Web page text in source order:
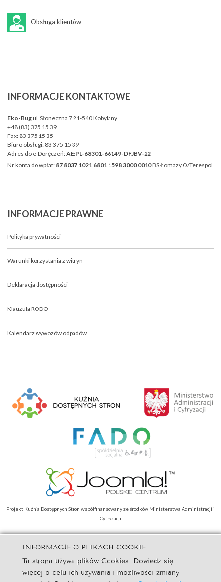
Obsługa klientów
INFORMACJE KONTAKTOWE
Eko-Bugul. Słoneczna 7 21-540 Kobylany
+48 (83) 375 15 39
Fax: 83 375 15 35
Biuro obsługi: 83 375 15 39
Adres do e-Doręczeń:AE:PL-68301-66149-DFJBV-22
Nr konta do wpłat: 87 8037 1021 6801 1598 3000 0010BS Łomazy O/Terespol
INFORMACJE PRAWNE
Polityka prywatności
Warunki korzystania z witryn
Deklaracja dostępności
Klauzula RODO
Kalendarz wywozów odpadów
Projekt Kuźnia Dostępnych Stron współfinansowany ze środków Ministerstwa Administracji i
Cyfryzacji
© Nazwa Strony. Wszystkie prawa zastrzeżone.
Szablony dla Joomla
. Projekt Joomla-Monster.com
INFORMACJE O PLIKACH COOKIE
Ta strona używa plików Cookies. Dowiedz się
więcej o celu ich używania i możliwości zmiany